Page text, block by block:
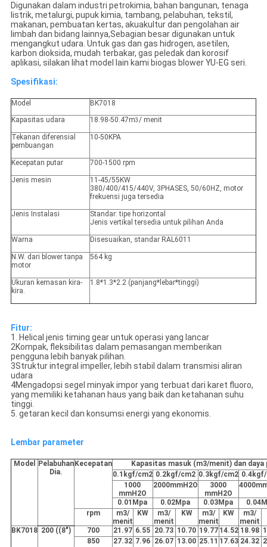
Digunakan dalam industri petrokimia, bahan bangunan, tenaga
listrik, metalurgi, pupuk kimia, tambang, pelabuhan, tekstil,
makanan, pembuatan kertas, akuakultur dan pengolahan air
limbah dan bidang lainnya,Sebagian besar digunakan untuk
mengangkut udara. Untuk gas dan gas hidrogen, asetilen,
karbon dioksida, mudah terbakar, gas peledak dan korosif
aplikasi, silakan lihat model lain kami biogas blower YU-EG seri.
Spesifikasi:
Model
BK7018
Kapasitas udara
18.98-50.47m3/ menit
Tekanan diferensial
pembuangan
10-50KPA
Kecepatan putar 700-1500 rpm
Jenis mesin
11-45/55KW
380/400/415/440V, 3PHASES, 50/60HZ, motor
frekuensi juga tersedia
Jenis Instalasi
Standar: tipe horizontal
Jenis vertikal tersedia untuk pilihan Anda
Warna Disesuaikan, standar RAL6011
N.W. dari blower tanpa
motor
564 kg
Ukuran kemasan kira-
kira.
1.8*1.3*2.2 (panjang*lebar*tinggi)
Fitur:
1. Helical jenis timing gear untuk operasi yang lancar
2Kompak, fleksibilitas dalam pemasangan memberikan
pengguna lebih banyak pilihan.
3Struktur integral impeller, lebih stabil dalam transmisi aliran
udara
4Mengadopsi segel minyak impor yang terbuat dari karet fluoro,
yang memiliki ketahanan haus yang baik dan ketahanan suhu
tinggi.
5. getaran kecil dan konsumsi energi yang ekonomis.
Lembar parameter
Model
Pelabuhan
Dia.
Kecepatan
Kapasitas masuk (m3/menit) dan daya
0.1kgf/cm2 0.2kgf/cm2 0.3kgf/cm2
1000
mmH 2O
2000mmH 2O
3000
mmH 2O
0.01Mpa 0.02Mpa 0.03Mpa
rpm
m3/
menit
KW m3/
menit
KW m3/
menit
KW m3/
menit
BK7018 200 ((8") 700 21.97 6.55 20.73 10.70 19.77 14.52 18.98
850
27.32 7.96 26.07 13.00 25.11 17.63 24.32